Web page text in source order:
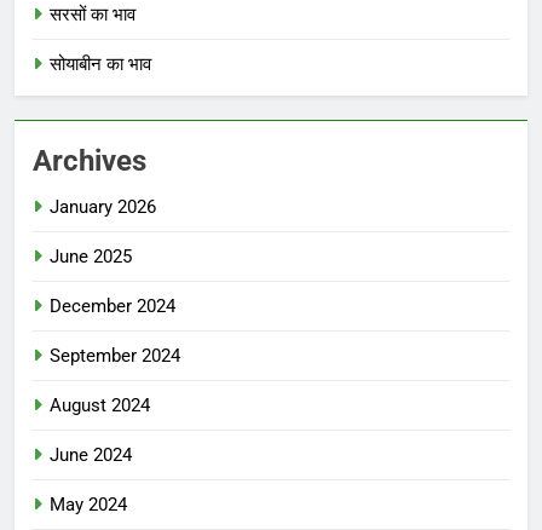
सरसों का भाव
सोयाबीन का भाव
Archives
January 2026
June 2025
December 2024
September 2024
August 2024
June 2024
May 2024